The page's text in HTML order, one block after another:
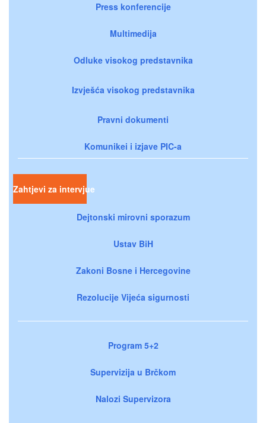
Press konferencije
Multimedija
Odluke visokog predstavnika
Izvješća visokog predstavnika
Pravni dokumenti
Komunikei i izjave PIC-a
Zahtjevi za intervjue
Dejtonski mirovni sporazum
Ustav BiH
Zakoni Bosne i Hercegovine
Rezolucije Vijeća sigurnosti
Program 5+2
Supervizija u Brčkom
Nalozi Supervizora